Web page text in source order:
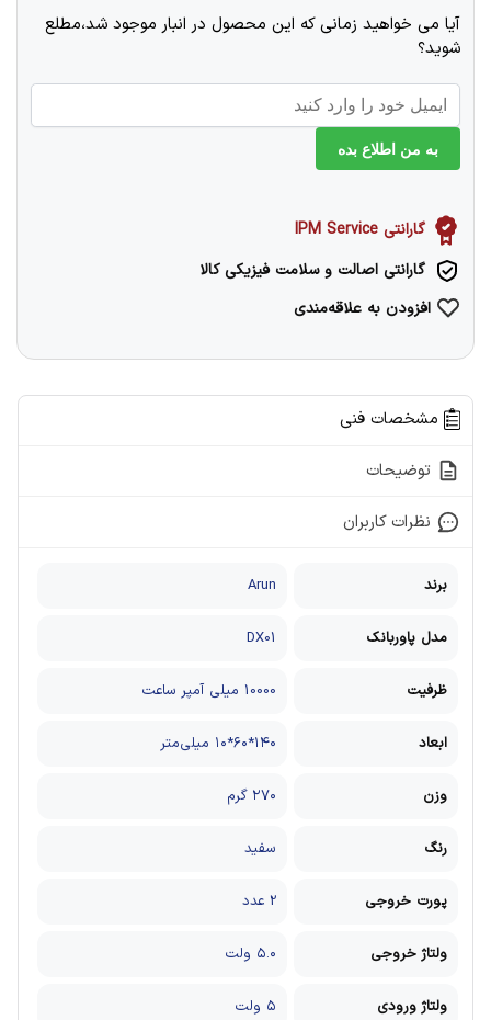
آیا می خواهید زمانی که این محصول در انبار موجود شد،مطلع
شوید؟
به من اطلاع بده
گارانتی IPM Service
گارانتی اصالت و سلامت فیزیکی کالا
افزودن به علاقه‌مندی
مشخصات فنی
توضیحات
نظرات کاربران
برند Arun
مدل پاوربانک DX01
ظرفیت 10000 میلی آمپر ساعت
ابعاد ۱۴۰*۶۰*۱۰ میلی‌متر
وزن ۲۷۰ گرم
رنگ سفید
پورت خروجی 2 عدد
ولتاژ خروجی ۵.۰ ولت
ولتاژ ورودی ۵ ولت